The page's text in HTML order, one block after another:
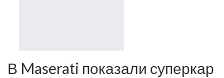
В Maserati показали суперкар